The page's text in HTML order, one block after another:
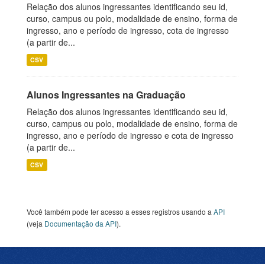
Relação dos alunos ingressantes identificando seu id,
curso, campus ou polo, modalidade de ensino, forma de
ingresso, ano e período de ingresso, cota de ingresso
(a partir de...
CSV
Alunos Ingressantes na Graduação
Relação dos alunos ingressantes identificando seu id,
curso, campus ou polo, modalidade de ensino, forma de
ingresso, ano e período de ingresso e cota de ingresso
(a partir de...
CSV
Você também pode ter acesso a esses registros usando a API
(veja Documentação da API).